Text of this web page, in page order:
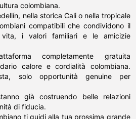
colombiana.
nella storica Cali o nella tropicale
compatibili che condividono il
i valori familiari e le amicizie
completamente gratuita
calore e cordialità colombiana.
solo opportunità genuine per
già costruendo belle relazioni
di fiducia.
ti guidi alla tua prossima grande